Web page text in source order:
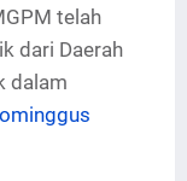
telah
dari Daerah
dalam